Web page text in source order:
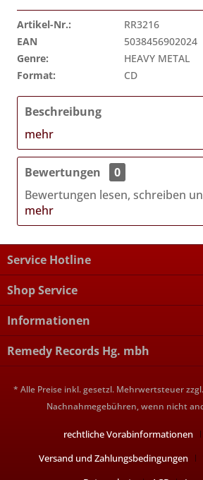
Artikel-Nr.:
RR3216
EAN
5038456902024
Genre:
HEAVY METAL
Format:
CD
Beschreibung
mehr
Bewertungen
0
Bewertungen lesen, schreiben
mehr
Service Hotline
Shop Service
Informationen
Remedy Records Hg. mbh
* Alle Preise inkl. gesetzl. Mehrwertsteuer zzgl.
Nachnahmegebühren, wenn nicht
rechtliche Vorabinformationen
Versand und Zahlungsbedingungen